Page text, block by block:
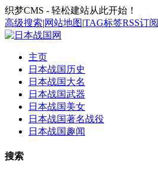
织梦CMS - 轻松建站从此开始！
高级搜索|网站地图|TAG标签RSS订阅
主页
日本战国历史
日本战国大名
日本战国武器
日本战国美女
日本战国著名战役
日本战国趣闻
搜索